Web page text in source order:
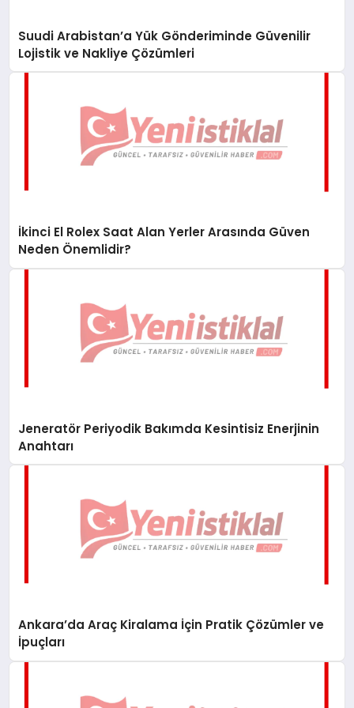
Suudi Arabistan’a Yük Gönderiminde Güvenilir
Lojistik ve Nakliye Çözümleri
İkinci El Rolex Saat Alan Yerler Arasında Güven
Neden Önemlidir?
Jeneratör Periyodik Bakımda Kesintisiz Enerjinin
Anahtarı
Ankara’da Araç Kiralama İçin Pratik Çözümler ve
İpuçları